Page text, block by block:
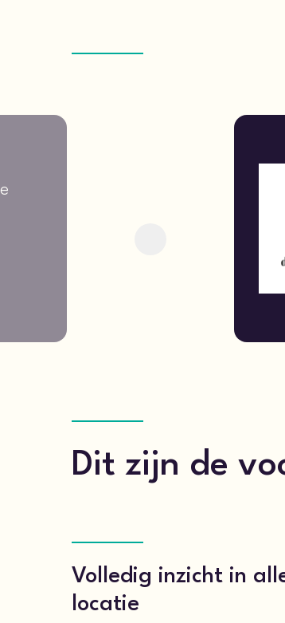
Dit zijn de
Volledig inzicht in
locatie